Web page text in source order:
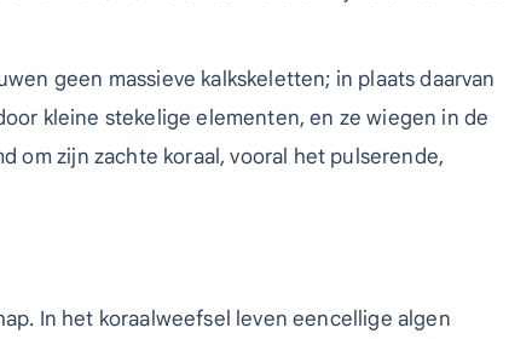
geen massieve kalkskeletten; in plaats daarvan
kleine stekelige elementen, en ze wiegen in de
om zijn zachte koraal, vooral het pulserende,
In het koraalweefsel leven eencellige algen